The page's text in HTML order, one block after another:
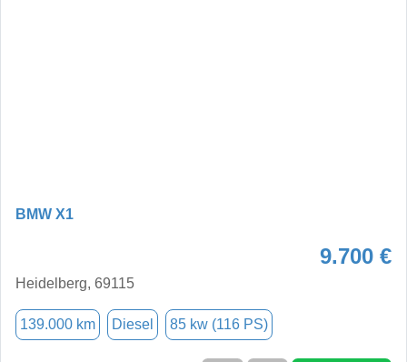
BMW X1
9.700 €
Heidelberg, 69115
139.000 km Diesel 85 kw (116 PS)